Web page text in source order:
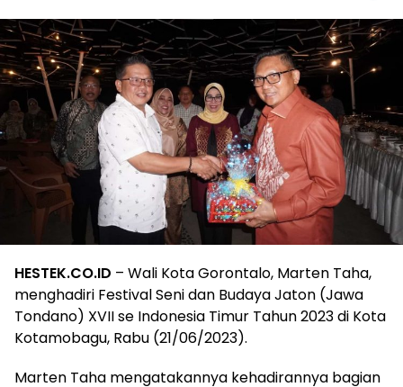
HESTEK.CO.ID – Wali Kota Gorontalo, Marten Taha,
menghadiri Festival Seni dan Budaya Jaton (Jawa
Tondano) XVII se Indonesia Timur Tahun 2023 di Kota
Kotamobagu, Rabu (21/06/2023).
Marten Taha mengatakannya kehadirannya bagian